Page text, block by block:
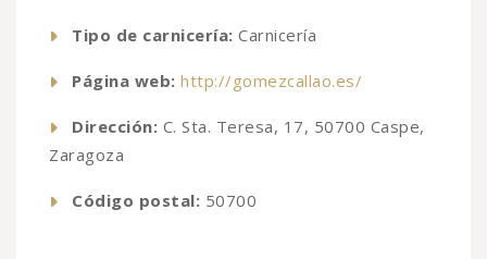
Tipo de carnicería: Carnicería
Página web: http://gomezcallao.es/
Dirección: C. Sta. Teresa, 17, 50700 Caspe,
Zaragoza
Código postal: 50700